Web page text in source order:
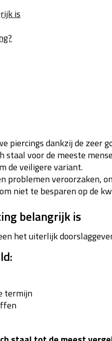
is
piercings dankzij de zeer
voor de meeste
de veiligere variant.
problemen veroorzaken,
niet te besparen op de
belangrijk is
het uiterlijk
termijn